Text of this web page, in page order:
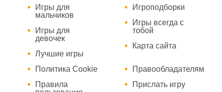
Игры для
мальчиков
Игры для
девочек
Лучшие игры
Игроподборки
Игры всегда с
тобой
Карта сайта
Политика Cookie
Правила
Правообладателям
Прислать игру